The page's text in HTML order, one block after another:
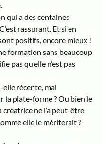
qui a des centaines
rassurant. Et si en
positifs, encore mieux !
formation sans beaucoup
pas qu’elle n’est pas
récente, mal
la plate-forme ? Ou bien le
créatrice ne l’a peut-être
elle le mériterait ?